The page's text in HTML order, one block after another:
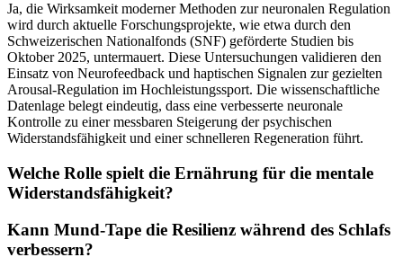
Ja, die Wirksamkeit moderner Methoden zur neuronalen Regulation
wird durch aktuelle Forschungsprojekte, wie etwa durch den
Schweizerischen Nationalfonds (SNF) geförderte Studien bis
Oktober 2025, untermauert. Diese Untersuchungen validieren den
Einsatz von Neurofeedback und haptischen Signalen zur gezielten
Arousal-Regulation im Hochleistungssport. Die wissenschaftliche
Datenlage belegt eindeutig, dass eine verbesserte neuronale
Kontrolle zu einer messbaren Steigerung der psychischen
Widerstandsfähigkeit und einer schnelleren Regeneration führt.
Welche Rolle spielt die Ernährung für die mentale
Widerstandsfähigkeit?
Kann Mund-Tape die Resilienz während des Schlafs
verbessern?